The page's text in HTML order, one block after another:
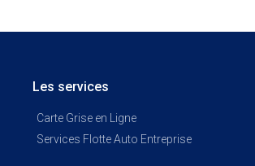
Les services
Carte Grise en Ligne
Services Flotte Auto Entreprise